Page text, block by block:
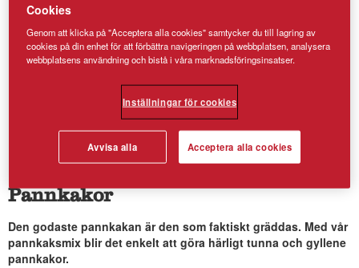
Pannkakor
Den godaste pannkakan är den som faktiskt gräddas. Med vår
pannkaksmix blir det enkelt att göra härligt tunna och gyllene
pannkakor.
Cookies
Genom att klicka på "Acceptera alla cookies" samtycker du till lagring av
cookies på din enhet för att förbättra navigeringen på webbplatsen, analysera
webbplatsens användning och bistå i våra marknadsföringsinsatser.
Inställningar för cookies
Avvisa alla Acceptera alla cookies